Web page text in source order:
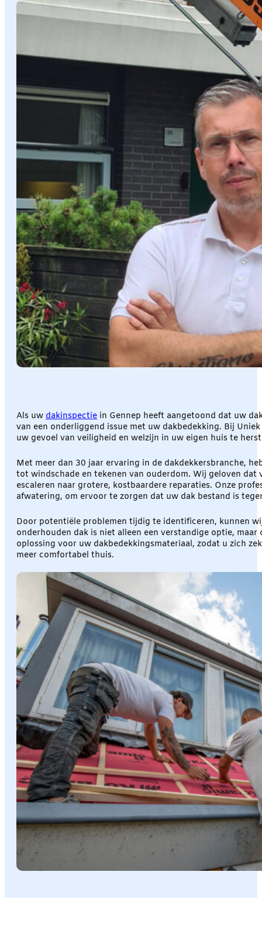
Als uw dakinspectie in Gennep heeft aangetoond dat uw
van een onderliggend issue met uw dakbedekking. Bij
uw gevoel van veiligheid en welzijn in uw eigen huis te
Met meer dan 30 jaar ervaring in de dakdekkersbranche,
tot windschade en tekenen van ouderdom. Wij geloven
escaleren naar grotere, kostbaardere reparaties. Onze
afwatering, om ervoor te zorgen dat uw dak bestand is
Door potentiële problemen tijdig te identificeren, kunnen
onderhouden dak is niet alleen een verstandige optie,
oplossing voor uw dakbedekkingsmateriaal, zodat u zich
meer comfortabel thuis.